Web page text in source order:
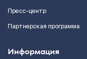
Пресс-центр
Партнерская программа
Информация